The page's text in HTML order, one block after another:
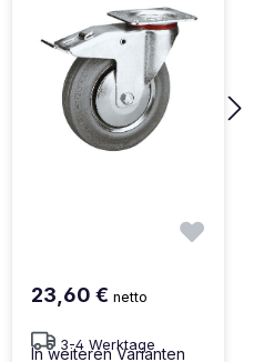
23,60 €netto
3-4 Werktage
In weiteren Varianten